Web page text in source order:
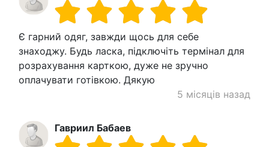
Є гарний одяг, завжди щось для себе
знаходжу. Будь ласка, підключіть термінал для
розрахування карткою, дуже не зручно
оплачувати готівкою. Дякую
5 місяців назад
Гавриил Бабаев